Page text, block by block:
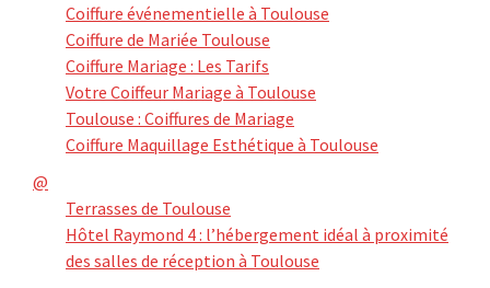
Coiffure événementielle à Toulouse
Coiffure de Mariée Toulouse
Coiffure Mariage : Les Tarifs
Votre Coiffeur Mariage à Toulouse
Toulouse : Coiffures de Mariage
Coiffure Maquillage Esthétique à Toulouse
@
Terrasses de Toulouse
Hôtel Raymond 4 : l’hébergement idéal à proximité
des salles de réception à Toulouse